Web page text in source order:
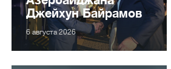
Джейхун Байрамов
6 августа 2026